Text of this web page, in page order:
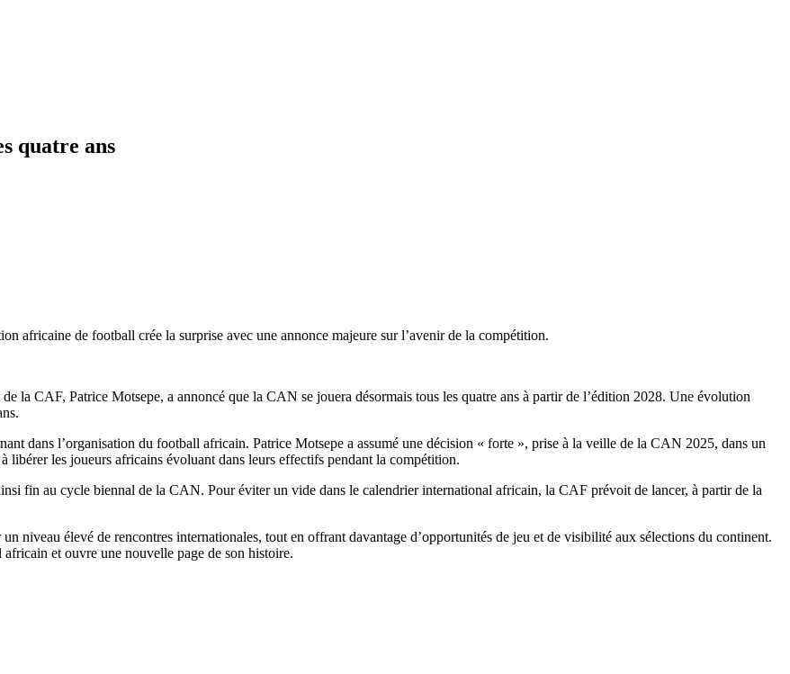
quatre ans
africaine de football crée la surprise avec une annonce majeure sur l’avenir de la compétition.
la CAF, Patrice Motsepe, a annoncé que la CAN se jouera désormais tous les quatre ans à partir de l’édition 2028. Une évolution
dans l’organisation du football africain. Patrice Motsepe a assumé une décision « forte », prise à la veille de la CAN 2025, dans un
libérer les joueurs africains évoluant dans leurs effectifs pendant la compétition.
fin au cycle biennal de la CAN. Pour éviter un vide dans le calendrier international africain, la CAF prévoit de lancer, à partir de la
niveau élevé de rencontres internationales, tout en offrant davantage d’opportunités de jeu et de visibilité aux sélections du continent.
et ouvre une nouvelle page de son histoire.